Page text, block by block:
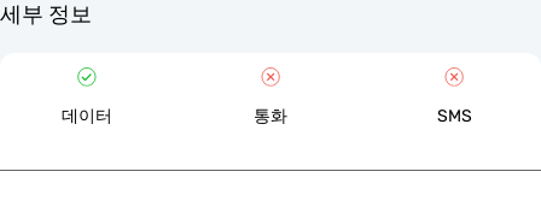
세부 정보
데이터 통화 SMS